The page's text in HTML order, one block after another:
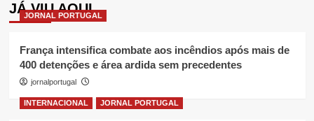
JÁ VIU AQUI
JORNAL PORTUGAL
França intensifica combate aos incêndios após mais de
400 detenções e área ardida sem precedentes
jornalportugal
INTERNACIONAL JORNAL PORTUGAL